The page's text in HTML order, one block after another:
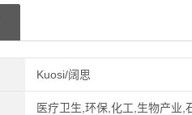
Kuosi/阔思
医疗卫生,环保,化工,生物产业,